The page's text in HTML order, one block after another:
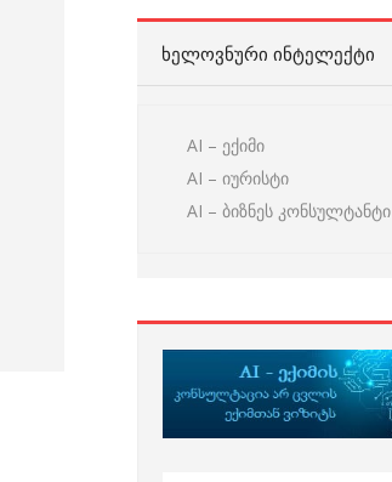
ᲮᲔᲚᲝᲕᲜᲣᲠᲘ ᲘᲜᲢᲔᲚᲔᲥᲢᲘ
AI – ექიმი
AI – იურისტი
AI – ბიზნეს კონსულტანტი